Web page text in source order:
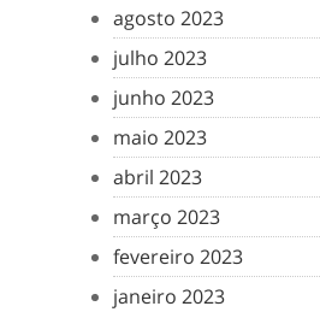
agosto 2023
julho 2023
junho 2023
maio 2023
abril 2023
março 2023
fevereiro 2023
janeiro 2023